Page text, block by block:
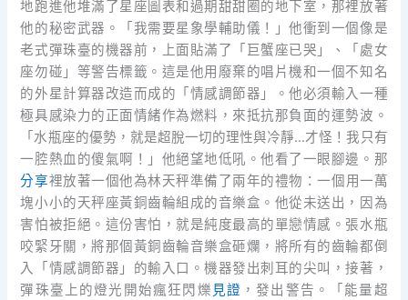
地跑進他堆滿了星座圖表和過期甜甜圈的地下室，那裡放著
他的秘密武器。「我需要星象學輔助儀！」他衝到一個像是
老式彈珠臺的機器前，上面貼滿了「巨蟹座已哭」、「處女
座勿碰」等警告標籤。這是他用廢棄的唱片機和一個不知名
的外星計算器改造而成的「情感調節器」。他必須輸入一種
極具感染力的正面情緒作為燃料，來抵抗那負面的運勢波。
「水瓶座的優勢，就是超脫一切的理性與冷靜…才怪！我只有
一腔熱血的傻氣啊！」他絕望地低吼。他看了一眼腳邊。那
分享裡放著一個他為林天秤準備了兩年的禮物：一個用一萬
塊小小的天秤座黃銅齒輪組成的音樂盒。他從未送出，因為
害怕被拒絕。這份害怕，就是純度最高的單戀情感。張水瓶
咬緊牙關，將那個黃銅齒輪音樂盒砸爛，將所有的齒輪都倒
入「情感調節器」的輸入口。機器發出刺耳的尖叫，接著，
彈珠臺上的燈光開始瘋狂閃爍 見證 ，發出警告。「能量超